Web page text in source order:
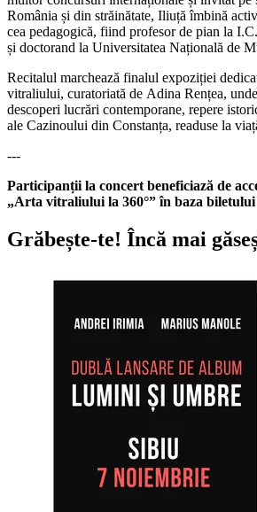
România și din străinătate, Iliuță îmbină
cea pedagogică, fiind profesor de pian la
și doctorand la Universitatea Națională de
Recitalul marchează finalul expoziției
vitraliului, curatoriată de Adina Rențea,
descoperi lucrări contemporane, repere
ale Cazinoului din Constanța, readuse la
---
Participanții la concert beneficiază de
„Arta vitraliului la 360°”în baza biletului
Grăbește-te! Încă mai